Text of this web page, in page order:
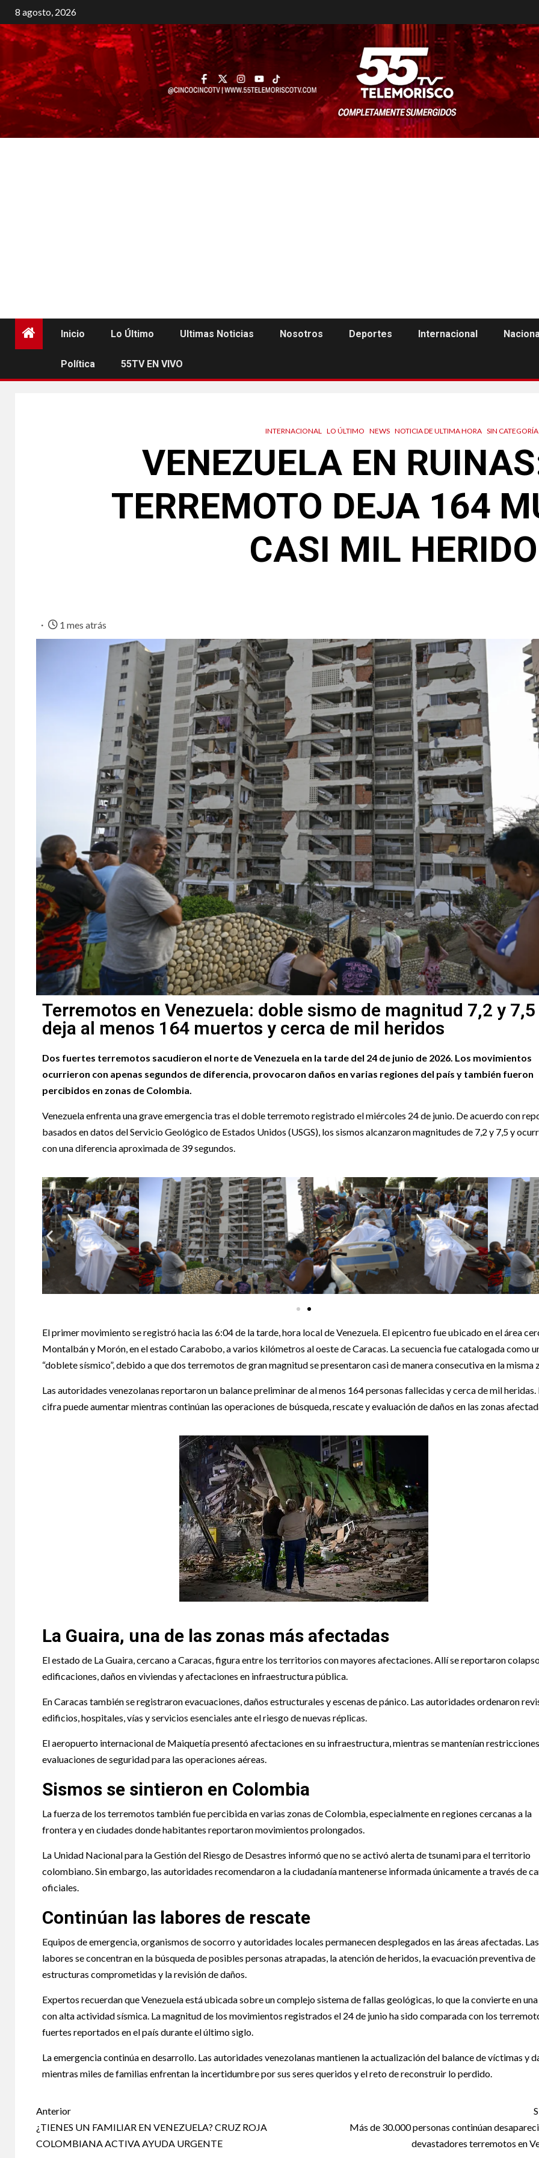
8 agosto, 2026
Inicio Lo Último Ultimas Noticias Nosotros Deportes Internacional
Política 55TV EN VIVO
INTERNACIONAL LO ÚLTIMO NEWS NOTICIA DE ULTIMA HORA SIN CATEGORÍA
VENEZUELA EN
TERREMOTO DEJA 164
CASI MIL
1 mes atrás
Terremotos en Venezuela: doble sismo de magnitud 7,2 y 7,5
deja al menos 164 muertos y cerca de mil heridos
Dos fuertes terremotos sacudieron el norte de Venezuela en la tarde del 24 de junio de 2026. Los movimientos
ocurrieron con apenas segundos de diferencia, provocaron daños en varias regiones del país y también fueron
percibidos en zonas de Colombia.
Venezuela enfrenta una grave emergencia tras el doble terremoto registrado el miércoles 24 de junio. De acuerdo con
basados en datos del Servicio Geológico de Estados Unidos (USGS), los sismos alcanzaron magnitudes de 7,2 y 7,5 y
con una diferencia aproximada de 39 segundos.
El primer movimiento se registró hacia las 6:04 de la tarde, hora local de Venezuela. El epicentro fue ubicado en el área
Montalbán y Morón, en el estado Carabobo, a varios kilómetros al oeste de Caracas. La secuencia fue catalogada como
“doblete sísmico”, debido a que dos terremotos de gran magnitud se presentaron casi de manera consecutiva en la misma
Las autoridades venezolanas reportaron un balance preliminar de al menos 164 personas fallecidas y cerca de mil heridas.
cifra puede aumentar mientras continúan las operaciones de búsqueda, rescate y evaluación de daños en las zonas
La Guaira, una de las zonas más afectadas
El estado de La Guaira, cercano a Caracas, figura entre los territorios con mayores afectaciones. Allí se reportaron
edificaciones, daños en viviendas y afectaciones en infraestructura pública.
En Caracas también se registraron evacuaciones, daños estructurales y escenas de pánico. Las autoridades ordenaron
edificios, hospitales, vías y servicios esenciales ante el riesgo de nuevas réplicas.
El aeropuerto internacional de Maiquetía presentó afectaciones en su infraestructura, mientras se mantenían
evaluaciones de seguridad para las operaciones aéreas.
Sismos se sintieron en Colombia
La fuerza de los terremotos también fue percibida en varias zonas de Colombia, especialmente en regiones cercanas a la
frontera y en ciudades donde habitantes reportaron movimientos prolongados.
La Unidad Nacional para la Gestión del Riesgo de Desastres informó que no se activó alerta de tsunami para el territorio
colombiano. Sin embargo, las autoridades recomendaron a la ciudadanía mantenerse informada únicamente a través de
oficiales.
Continúan las labores de rescate
Equipos de emergencia, organismos de socorro y autoridades locales permanecen desplegados en las áreas afectadas. Las
labores se concentran en la búsqueda de posibles personas atrapadas, la atención de heridos, la evacuación preventiva de
estructuras comprometidas y la revisión de daños.
Expertos recuerdan que Venezuela está ubicada sobre un complejo sistema de fallas geológicas, lo que la convierte en
con alta actividad sísmica. La magnitud de los movimientos registrados el 24 de junio ha sido comparada con los
fuertes reportados en el país durante el último siglo.
La emergencia continúa en desarrollo. Las autoridades venezolanas mantienen la actualización del balance de víctimas y
mientras miles de familias enfrentan la incertidumbre por sus seres queridos y el reto de reconstruir lo perdido.
Anterior
¿TIENES UN FAMILIAR EN VENEZUELA? CRUZ ROJA
COLOMBIANA ACTIVA AYUDA URGENTE
Más de 30.000 personas continúan
devastadores terremotos en